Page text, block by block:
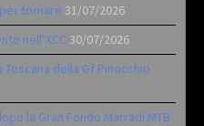
tornare 31/07/2026
nell’XCC 30/07/2026
della Gf Pinocchio
la Gran Fondo Marradi MTB